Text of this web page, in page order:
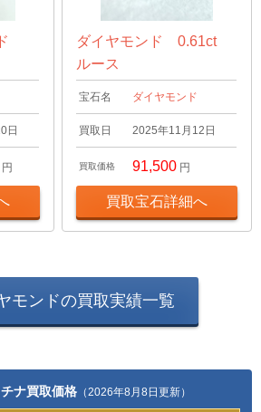
日
円
ダイヤモンド 0.61ct
ルース
宝石名 ダイヤモンド
買取日 2025年11月12日
買取価格 91,500 円
買取宝石詳細へ
モンドの買取実績一覧
ナ買取価格 （2026年8月8日更新）